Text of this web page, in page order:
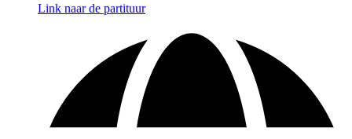
Link naar de partituur